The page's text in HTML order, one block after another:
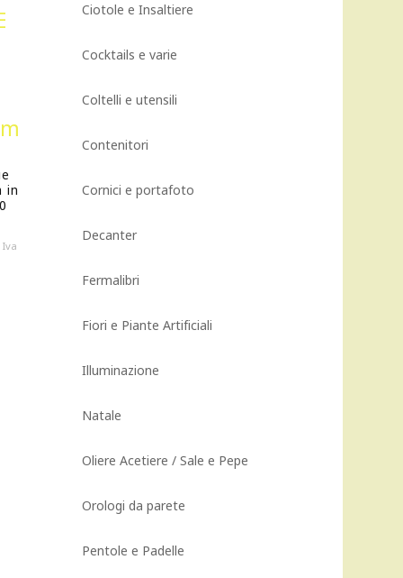
in
IlIva
Ciotole e Insaltiere
Cocktails e varie
Coltelli e utensili
Contenitori
Cornici e portafoto
Decanter
Fermalibri
Fiori e Piante Artificiali
Illuminazione
Natale
Oliere Acetiere / Sale e Pepe
Orologi da parete
Pentole e Padelle